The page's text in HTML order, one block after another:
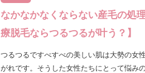
なかなかなくならない産毛の処
療脱毛ならつるつるが叶う？】
つるつるですべすべの美しい肌は大勢の女
がれです。そうした女性たちにとって悩み